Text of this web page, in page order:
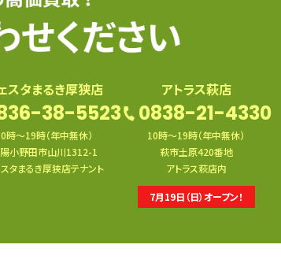
スタまるき厚狭店
38-5523
時〜19時（年中無休）
小野田市山川1312-1
スタまるき厚狭店テナント
アトラス萩店
0838-21-4330
10時〜19時（年中無休）
萩市土原420番地
アトラス萩店内
7月19日（日）オープン！